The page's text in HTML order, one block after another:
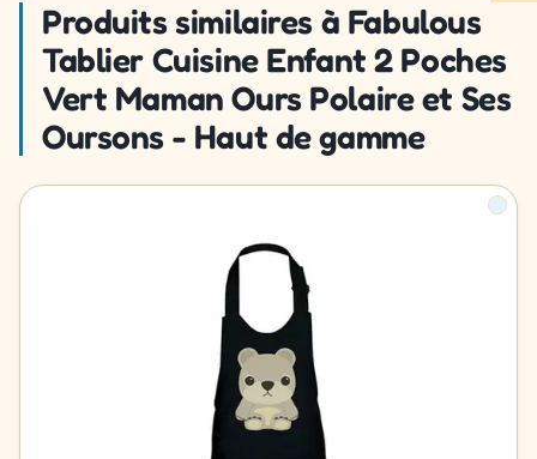
Produits similaires à Fabulous
Tablier Cuisine Enfant 2 Poches
Vert Maman Ours Polaire et Ses
Oursons - Haut de gamme